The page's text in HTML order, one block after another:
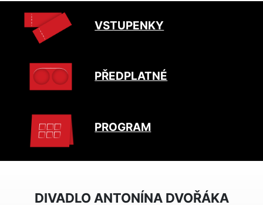
VSTUPENKY
PŘEDPLATNÉ
PROGRAM
DIVADLO ANTONÍNA DVOŘÁKA